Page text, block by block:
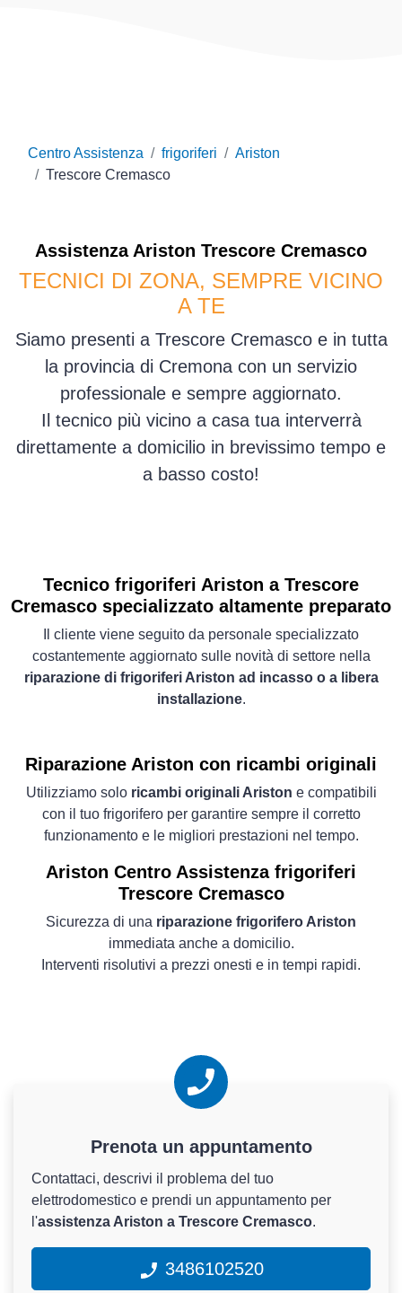
Centro Assistenza frigoriferi
Ariston
Trescore Cremasco
Assistenza Ariston Trescore Cremasco
TECNICI DI ZONA, SEMPRE VICINO
A TE
Siamo presenti a Trescore Cremasco e in tutta
la provincia di Cremona con un servizio
professionale e sempre aggiornato.
Il tecnico più vicino a casa tua interverrà
direttamente a domicilio in brevissimo tempo e
a basso costo!
Tecnico frigoriferi Ariston a Trescore
Cremasco specializzato altamente preparato
Il cliente viene seguito da personale specializzato
costantemente aggiornato sulle novità di settore nella
riparazione di frigoriferi Ariston ad incasso o a libera
installazione.
Riparazione Ariston con ricambi originali
Utilizziamo solo ricambi originali Ariston e compatibili
con il tuo frigorifero per garantire sempre il corretto
funzionamento e le migliori prestazioni nel tempo.
Ariston Centro Assistenza frigoriferi
Trescore Cremasco
Sicurezza di una riparazione frigorifero Ariston
immediata anche a domicilio.
Interventi risolutivi a prezzi onesti e in tempi rapidi.
Prenota un appuntamento
Contattaci, descrivi il problema del tuo
elettrodomestico e prendi un appuntamento per
l'assistenza Ariston a Trescore Cremasco.
3486102520